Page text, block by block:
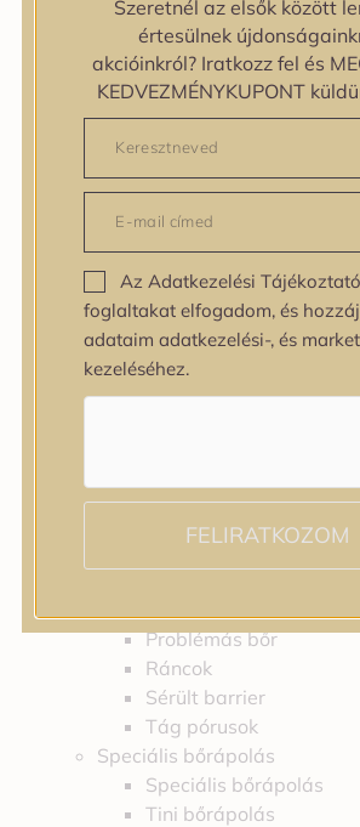
zipiderm
Bőrállapot
Bőrállapot
Bőrtípus
Bőrtípus
Kombinált
Száraz
Zsíros
Bőrprobléma
Bőrprobléma
Bőrpír
Dehidratált bőr
Érzékeny bőr
Fakóság
Problémás bőr
Ráncok
Sérült barrier
Tág pórusok
Speciális bőrápolás
Speciális bőrápolás
Tini bőrápolás
Szeretnél az elsők között
értesülnek
akcióinkról? Iratkozz fel és
KEDVEZMÉNYKUPONT
Az Adatkezelési
foglaltakat elfogadom, és
adataim adatkezelési-, és
kezeléséhez.
FELIRATKOZOM